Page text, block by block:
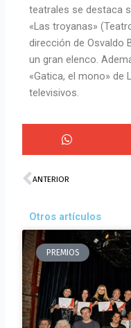
teatrales se destaca
«Las troyanas»
dirección de Osvaldo
un gran elenco.
«Gatica, el mono» de
televisivos.
Prev
ANTERIOR
Otros artículos
PREMIOS